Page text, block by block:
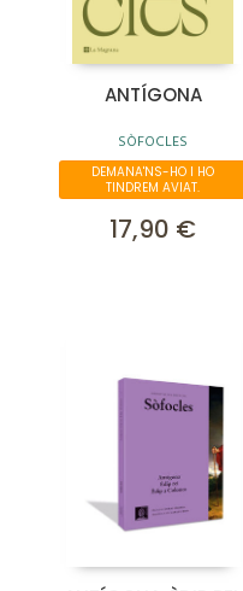
ANTÍGONA
SÒFOCLES
DEMANA'NS-HO I HO
TINDREM AVIAT.
17,90 €